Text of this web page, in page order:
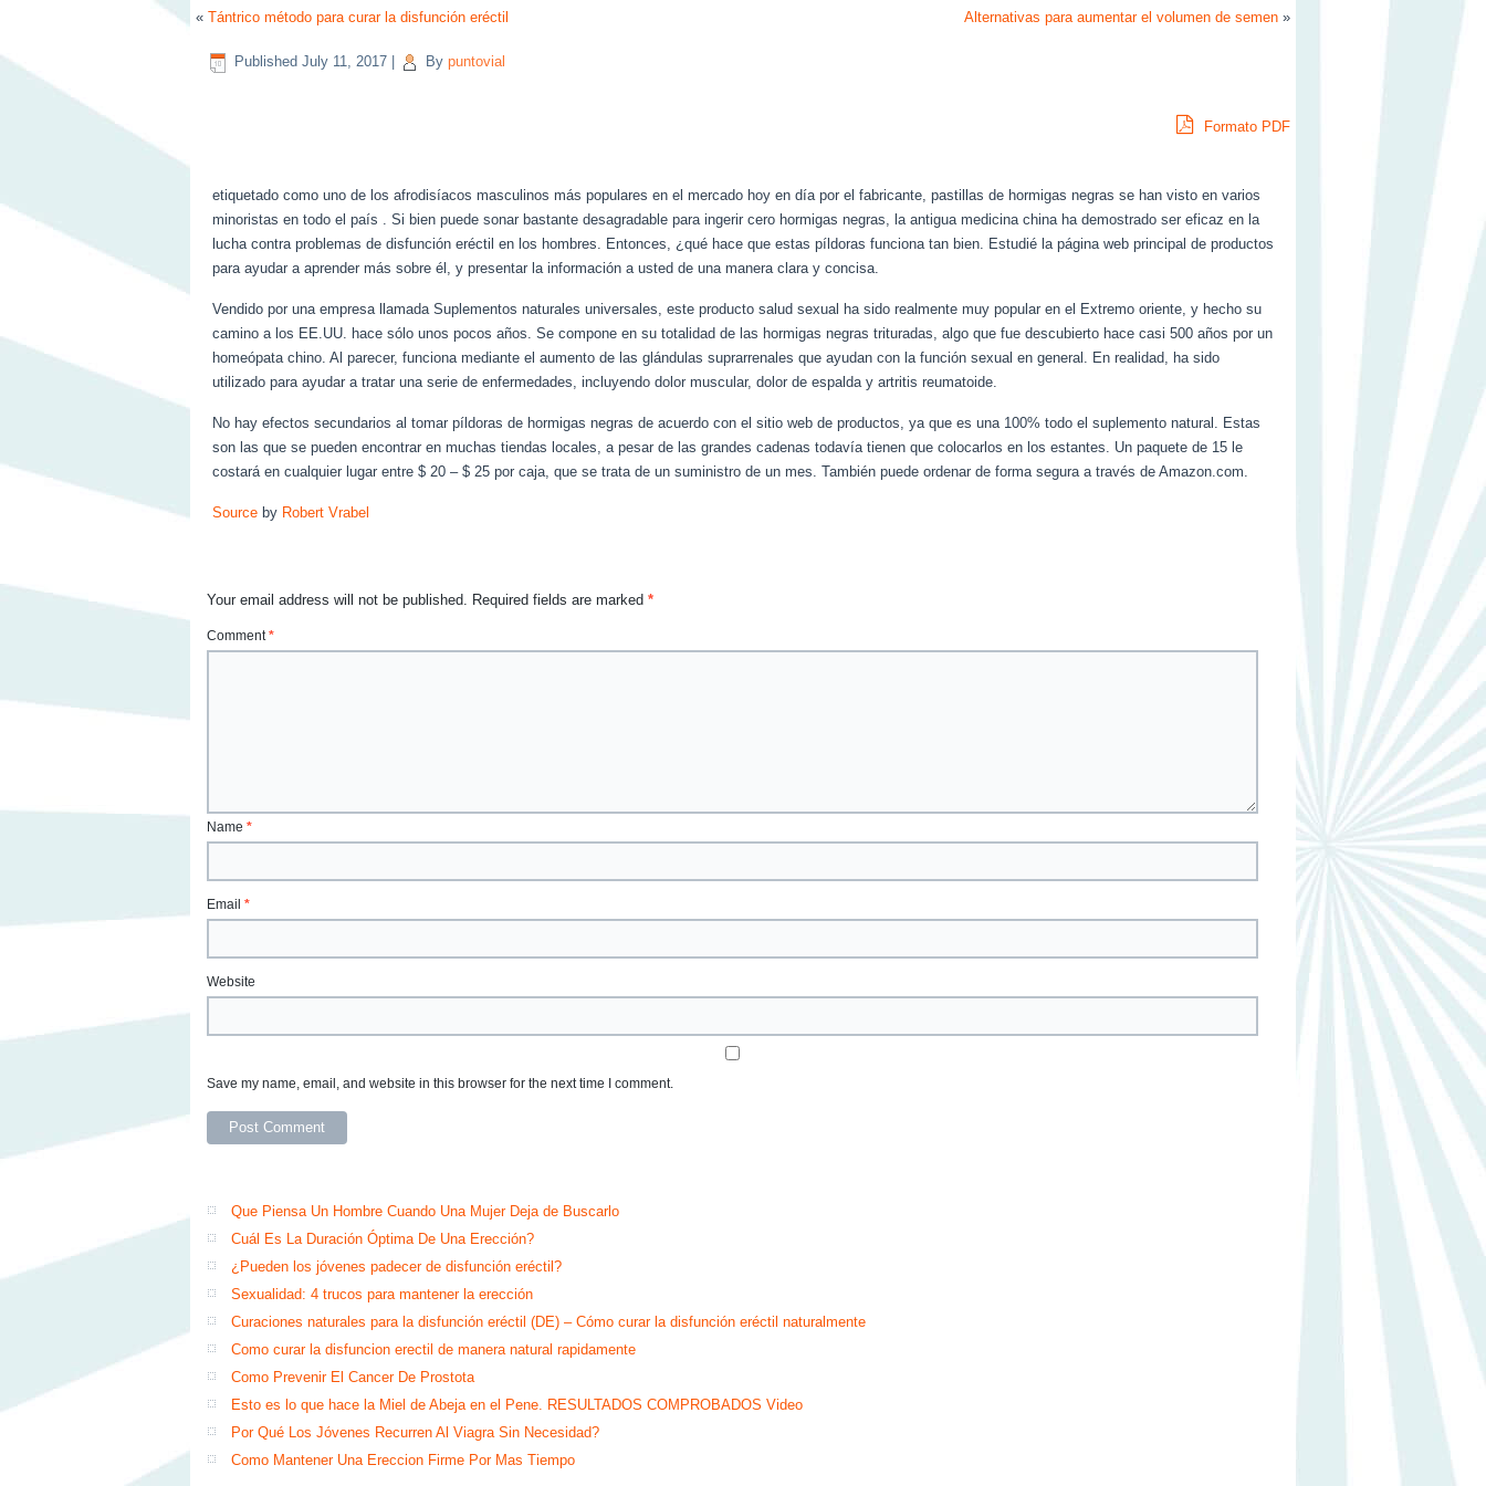
« Tántrico método para curar la disfunción eréctil Alternativas para aumentar el volumen de semen »
Published July 11, 2017 By puntovial
Formato PDF
etiquetado como uno de los afrodisíacos masculinos más populares en el mercado hoy en día por el fabricante, pastillas de hormigas negras se han visto en varios
minoristas en todo el país . Si bien puede sonar bastante desagradable para ingerir cero hormigas negras, la antigua medicina china ha demostrado ser eficaz en la
lucha contra problemas de disfunción eréctil en los hombres. Entonces, ¿qué hace que estas píldoras funciona tan bien. Estudié la página web principal de productos
para ayudar a aprender más sobre él, y presentar la información a usted de una manera clara y concisa.
Vendido por una empresa llamada Suplementos naturales universales, este producto salud sexual ha sido realmente muy popular en el Extremo oriente, y hecho su
camino a los EE.UU. hace sólo unos pocos años. Se compone en su totalidad de las hormigas negras trituradas, algo que fue descubierto hace casi 500 años por un
homeópata chino. Al parecer, funciona mediante el aumento de las glándulas suprarrenales que ayudan con la función sexual en general. En realidad, ha sido
utilizado para ayudar a tratar una serie de enfermedades, incluyendo dolor muscular, dolor de espalda y artritis reumatoide.
No hay efectos secundarios al tomar píldoras de hormigas negras de acuerdo con el sitio web de productos, ya que es una 100% todo el suplemento natural. Estas
son las que se pueden encontrar en muchas tiendas locales, a pesar de las grandes cadenas todavía tienen que colocarlos en los estantes. Un paquete de 15 le
costará en cualquier lugar entre $ 20 – $ 25 por caja, que se trata de un suministro de un mes. También puede ordenar de forma segura a través de Amazon.com.
Source by Robert Vrabel
Your email address will not be published. Required fields are marked *
Comment*
Name *
Email *
Website
Save my name, email, and website in this browser for the next time I comment.
Que Piensa Un Hombre Cuando Una Mujer Deja de Buscarlo
Cuál Es La Duración Óptima De Una Erección?
¿Pueden los jóvenes padecer de disfunción eréctil?
Sexualidad: 4 trucos para mantener la erección
Curaciones naturales para la disfunción eréctil (DE) – Cómo curar la disfunción eréctil naturalmente
Como curar la disfuncion erectil de manera natural rapidamente
Como Prevenir El Cancer De Prostota
Esto es lo que hace la Miel de Abeja en el Pene. RESULTADOS COMPROBADOS Video
Por Qué Los Jóvenes Recurren Al Viagra Sin Necesidad?
Como Mantener Una Ereccion Firme Por Mas Tiempo